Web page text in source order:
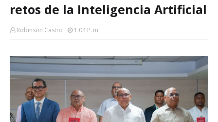
retos de la Inteligencia Artificial
Robinson Castro 1:04 P. M.